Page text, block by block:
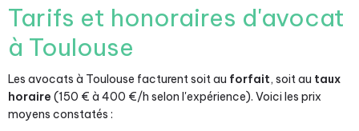
Tarifs et honoraires d'avocat
à Toulouse
Les avocats à Toulouse facturent soit au forfait, soit au taux
horaire (150 € à 400 €/h selon l'expérience). Voici les prix
moyens constatés :